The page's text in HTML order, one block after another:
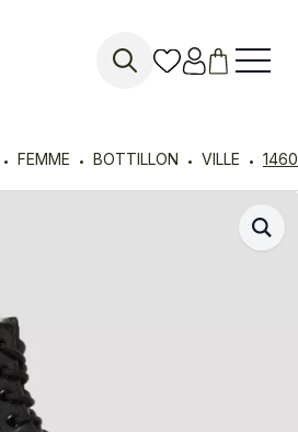
FEMME BOTTILLON VILLE
1460